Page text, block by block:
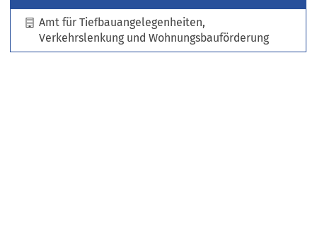
Amt für Tiefbauangelegenheiten,
Verkehrslenkung und Wohnungsbauförderung